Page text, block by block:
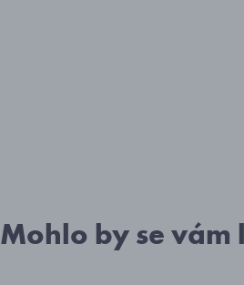
Mohlo by se vám